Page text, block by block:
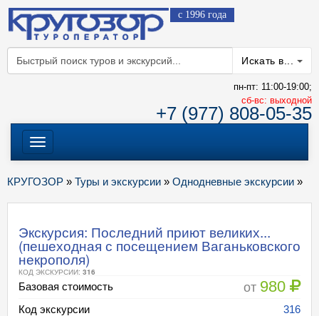
с 1996 года
Искать в...
пн-пт: 11:00-19:00;
cб-вс: выходной
+7 (977) 808-05-35
Меню
КРУГОЗОР » Туры и экскурсии » Однодневные экскурсии »
Экскурсия: Последний приют великих...
(пешеходная с посещением Ваганьковского
некрополя)
КОД ЭКСКУРСИИ: 316
Базовая стоимость от 980
Код экскурсии 316